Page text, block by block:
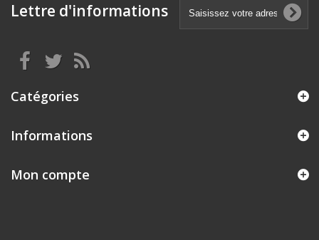
Lettre d'informations
Catégories
Informations
Mon compte